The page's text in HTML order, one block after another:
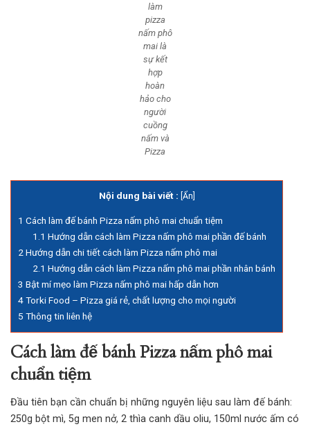
làm
pizza
nấm phô
mai là
sự kết
hợp
hoàn
hảo cho
người
cuồng
nấm và
Pizza
Nội dung bài viết : Ẩn
1 Cách làm đế bánh Pizza nấm phô mai chuẩn tiệm
1.1 Hướng dẫn cách làm Pizza nấm phô mai phần đế bánh
2 Hướng dẫn chi tiết cách làm Pizza nấm phô mai
2.1 Hướng dẫn cách làm Pizza nấm phô mai phần nhân bánh
3 Bật mí mẹo làm Pizza nấm phô mai hấp dẫn hơn
4Torki Food – Pizza giá rẻ, chất lượng cho mọi người
5 Thông tin liên hệ
Cách làm đế bánh Pizza nấm phô mai
chuẩn tiệm
Đầu tiên bạn cần chuẩn bị những nguyên liệu sau làm đế bánh:
250g bột mì, 5g men nở, 2 thìa canh dầu oliu, 150ml nước ấm có